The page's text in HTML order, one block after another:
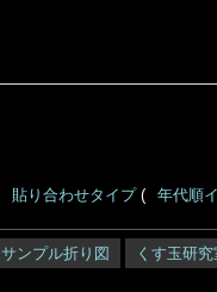
貼り合わせタイプ(
年代順
サンプル折り図 くす玉研究